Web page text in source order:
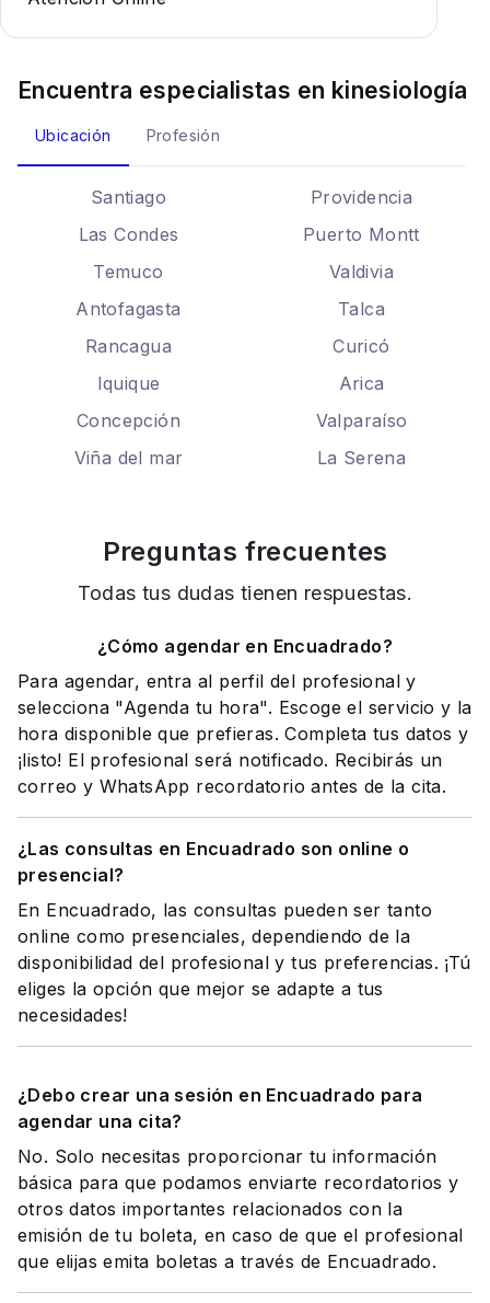
Encuentra especialistas en kinesiología
Ubicación Profesión
Santiago
Providencia
Las Condes
Puerto Montt
Temuco
Valdivia
Antofagasta
Talca
Rancagua
Curicó
Iquique
Arica
Concepción
Valparaíso
Viña del mar
La Serena
Preguntas frecuentes
Todas tus dudas tienen respuestas.
¿Cómo agendar en Encuadrado?
Para agendar, entra al perfil del profesional y
selecciona "Agenda tu hora". Escoge el servicio y la
hora disponible que prefieras. Completa tus datos y
¡listo! El profesional será notificado. Recibirás un
correo y WhatsApp recordatorio antes de la cita.
¿Las consultas en Encuadrado son online o
presencial?
En Encuadrado, las consultas pueden ser tanto
online como presenciales, dependiendo de la
disponibilidad del profesional y tus preferencias. ¡Tú
eliges la opción que mejor se adapte a tus
necesidades!
¿Debo crear una sesión en Encuadrado para
agendar una cita?
No. Solo necesitas proporcionar tu información
básica para que podamos enviarte recordatorios y
otros datos importantes relacionados con la
emisión de tu boleta, en caso de que el profesional
que elijas emita boletas a través de Encuadrado.